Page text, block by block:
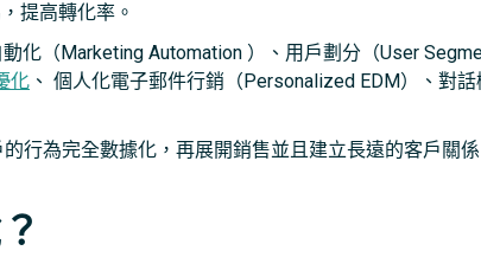
提高轉化率。
（Marketing Automation ）、用戶劃分（User
化 、 個人化電子郵件行銷（Personalized EDM）、對話
行為完全數據化，再展開銷售並且建立長遠的客戶關